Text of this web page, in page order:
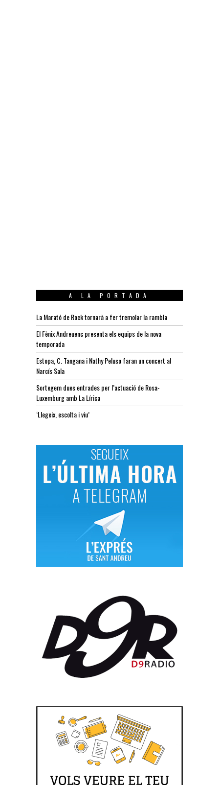
A LA PORTADA
La Marató de Rock tornarà a fer tremolar la rambla
El Fènix Andreuenc presenta els equips de la nova
temporada
Estopa, C. Tangana i Nathy Peluso faran un concert al
Narcís Sala
Sortegem dues entrades per l’actuació de Rosa-
Luxemburg amb La Lírica
‘Llegeix, escolta i viu’